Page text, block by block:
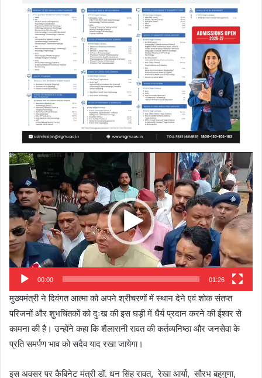
Video
Player
00:00 01:26
मुख्यमंत्री ने दिवंगत आत्मा को अपने श्रीचरणों में स्थान देने एवं शोक संतप्त
परिजनों और शुभचिंतकों को दुःख की इस घड़ी में धैर्य प्रदान करने की ईश्वर से
कामना की है। उन्होंने कहा कि शैलारानी रावत की कर्तव्यनिष्ठा और जनसेवा के
प्रति समर्पण भाव को सदैव याद रखा जायेगा।
इस अवसर पर कैबिनेट मंत्री डॉ. धन सिंह रावत, रेखा आर्या, सौरभ बहुगुणा,